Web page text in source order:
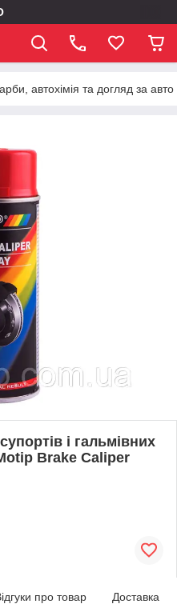
автохімія та догляд за авто
і гальмівних
Brake Caliper
про товар Доставка